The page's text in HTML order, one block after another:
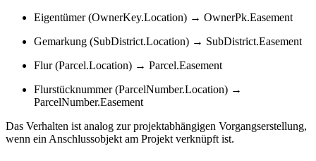
Eigentümer (OwnerKey.Location) → OwnerPk.Easement
Gemarkung (SubDistrict.Location) → SubDistrict.Easement
Flur (Parcel.Location) → Parcel.Easement
Flurstücknummer (ParcelNumber.Location) →
ParcelNumber.Easement
Das Verhalten ist analog zur projektabhängigen Vorgangserstellung,
wenn ein Anschlussobjekt am Projekt verknüpft ist.